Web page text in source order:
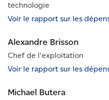
technologie
Voir le rapport sur les
Alexandre Brisson
Chef de l'exploitation
Voir le rapport sur les
Michael Butera